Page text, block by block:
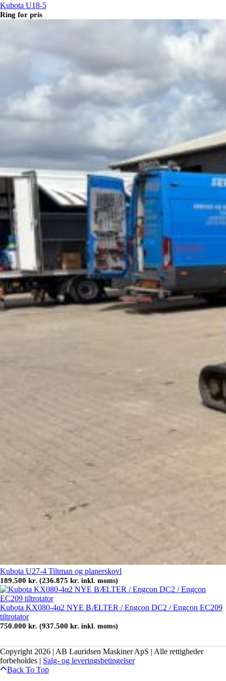
Kubota U18-5
Ring for pris
Kubota U27-4 Tiltman og planerskovl
189.500 kr. (236.875 kr. inkl. moms)
Kubota KX080-4α2 NYE BÆLTER / Engcon DC2 / Engcon EC209
tiltrotator
750.000 kr. (937.500 kr. inkl. moms)
Copyright 2026 | AB Lauridsen Maskiner ApS | Alle rettigheder
forbeholdes | Salg- og leveringsbetingelser
Back To Top